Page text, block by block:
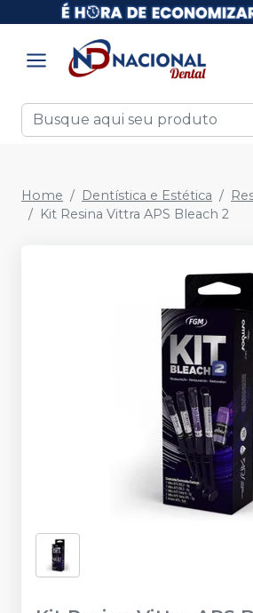
Home Dentística e Estética
Kit Resina Vittra APS Bleach 2